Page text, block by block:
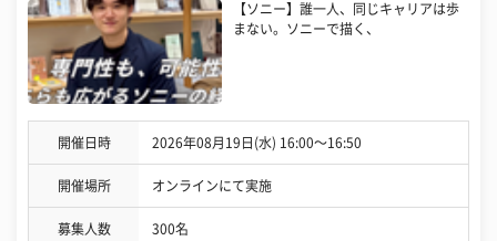
【ソニー】誰一人、同じキャリアは歩
まない。ソニーで描く、
開催日時 2026年08月19日(水) 16:00〜16:50
開催場所 オンラインにて実施
募集人数 300名